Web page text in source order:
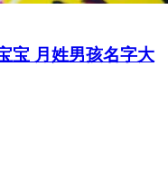
宝 月姓男孩名字大